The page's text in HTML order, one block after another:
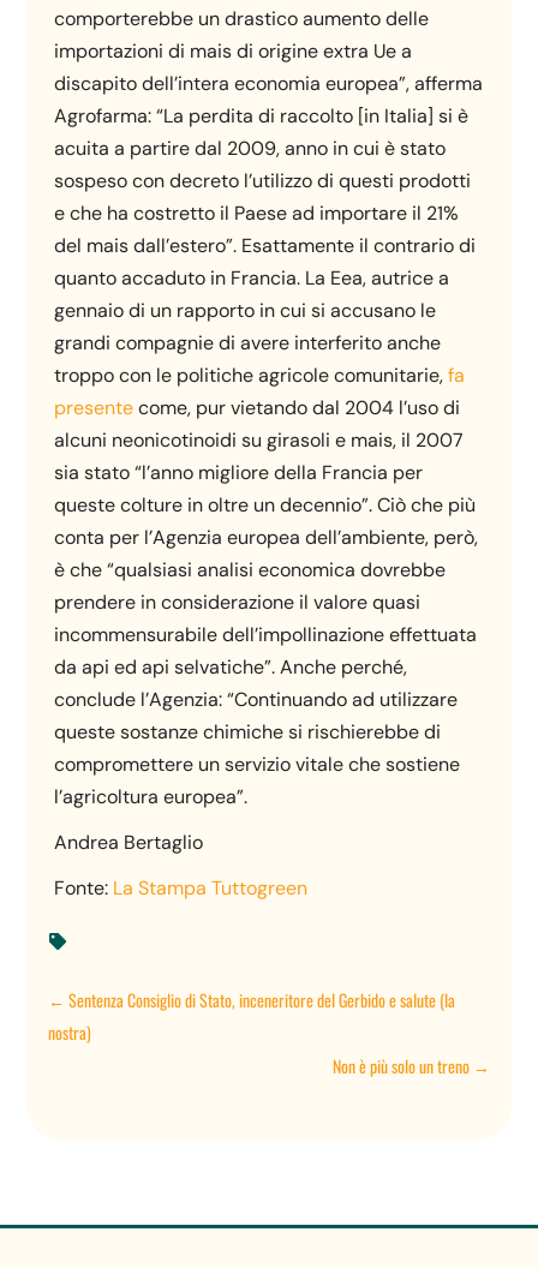
comporterebbe un drastico aumento delle
importazioni di mais di origine extra Ue a
discapito dell’intera economia europea”, afferma
Agrofarma: “La perdita di raccolto [in Italia] si è
acuita a partire dal 2009, anno in cui è stato
sospeso con decreto l’utilizzo di questi prodotti
e che ha costretto il Paese ad importare il 21%
del mais dall’estero”. Esattamente il contrario di
quanto accaduto in Francia. La Eea, autrice a
gennaio di un rapporto in cui si accusano le
grandi compagnie di avere interferito anche
troppo con le politiche agricole comunitarie,fa
presentecome, pur vietando dal 2004 l’uso di
alcuni neonicotinoidi su girasoli e mais, il 2007
sia stato “l’anno migliore della Francia per
queste colture in oltre un decennio”. Ciò che più
conta per l’Agenzia europea dell’ambiente, però,
è che “qualsiasi analisi economica dovrebbe
prendere in considerazione il valore quasi
incommensurabile dell’impollinazione effettuata
da api ed api selvatiche”. Anche perché,
conclude l’Agenzia: “Continuando ad utilizzare
queste sostanze chimiche si rischierebbe di
compromettere un servizio vitale che sostiene
l’agricoltura europea”.
Andrea Bertaglio
Fonte: La Stampa Tuttogreen

←Sentenza Consiglio di Stato, inceneritore del Gerbido e salute (la
nostra)
Non è più solo un treno→